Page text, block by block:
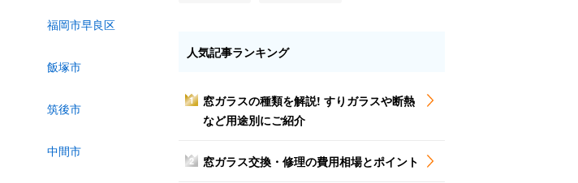
福岡市早良区
飯塚市
筑後市
中間市
人気記事ランキング
1
窓ガラスの種類を解説! すりガラスや断熱
など用途別にご紹介
2 窓ガラス交換・修理の費用相場とポイント